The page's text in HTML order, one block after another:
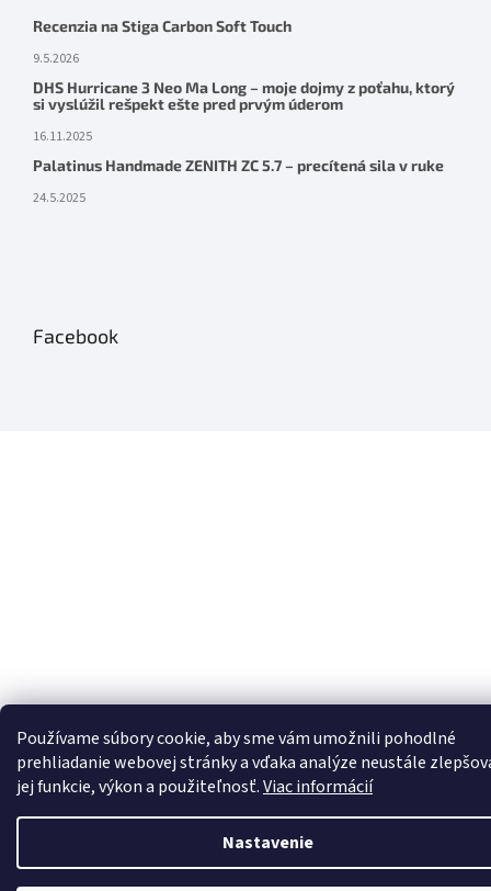
Používame súbory cookie, aby sme vám umožnili pohodlné
prehliadanie webovej stránky a vďaka analýze neustále
jej funkcie, výkon a použiteľnosť.Viac informácií
Nastavenie
Recenzia na Stiga Carbon Soft Touch
9.5.2026
DHS Hurricane 3 Neo Ma Long – moje dojmy z poťahu, ktorý
si vyslúžil rešpekt ešte pred prvým úderom
16.11.2025
Palatinus Handmade ZENITH ZC 5.7 – precítená sila v ruke
24.5.2025
Facebook